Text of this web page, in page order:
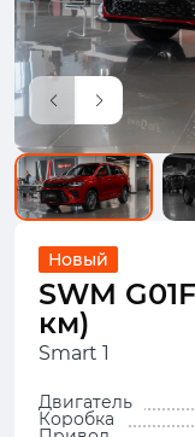
Новый
SWM
км)
Smart 1
Двигатель
Коробка